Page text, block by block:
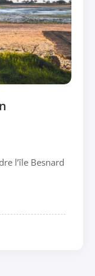
l’île Besnard